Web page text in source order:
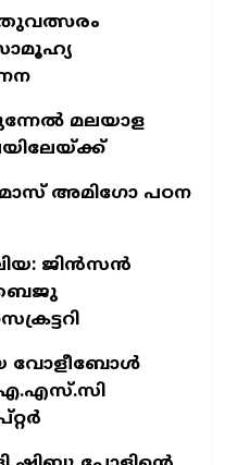
മലയാള
അമിഗോ പഠന
ജിന്‍സന്‍
ബൈജു
വോളീബോള്‍
ഐ.എസ്.സി